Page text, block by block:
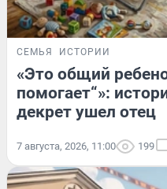
СЕМЬЯ ИСТОРИИ
«Это общий
помогает“»:
декрет ушел отец
7 августа, 2026, 11:00 199